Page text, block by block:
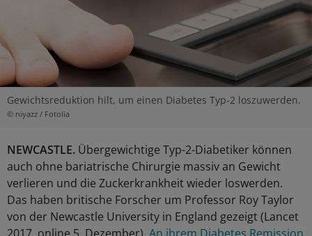
Gewichtsreduktion hilt, um einen Diabetes Typ-2 loszuwerden.
© niyazz / Fotolia
NEWCASTLE. Übergewichtige Typ-2-Diabetiker können
auch ohne bariatrische Chirurgie massiv an Gewicht
verlieren und die Zuckerkrankheit wieder loswerden.
Das haben britische Forscher um Professor Roy Taylor
von der Newcastle University in England gezeigt (Lancet